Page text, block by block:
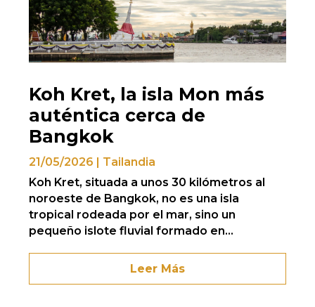
Koh Kret, la isla Mon más
auténtica cerca de
Bangkok
21/05/2026 | Tailandia
Koh Kret, situada a unos 30 kilómetros al
noroeste de Bangkok, no es una isla
tropical rodeada por el mar, sino un
pequeño islote fluvial formado en...
Leer Más